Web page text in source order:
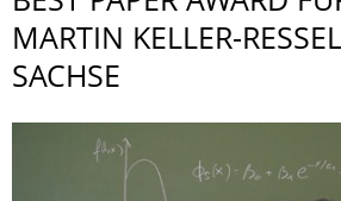
MARTIN KELLER-
SACHSE